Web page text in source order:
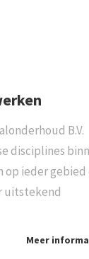
B.V.
disciplines
op ieder gebied
uitstekend
Meer